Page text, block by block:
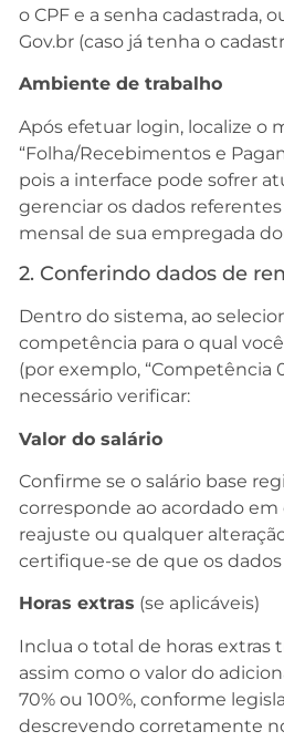
o CPF e a senha cadastrada,
Gov.br (caso já tenha o
Ambiente de trabalho
Após efetuar login, localize o
“Folha/Recebimentos e
pois a interface pode sofrer
gerenciar os dados
mensal de sua empregada
2. Conferindo dados de
Dentro do sistema, ao
competência para o qual
(por exemplo, “Competência
necessário verificar:
Valor do salário
Confirme se o salário base
corresponde ao acordado
reajuste ou qualquer
certifique-se de que os
Horas extras (se aplicáveis)
Inclua o total de horas extras
assim como o valor do
70% ou 100%, conforme
descrevendo corretamente